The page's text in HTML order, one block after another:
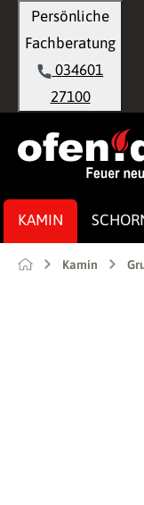
Zur
Persönliche
Fachberatung
034601
27100
KAMIN
Kamin